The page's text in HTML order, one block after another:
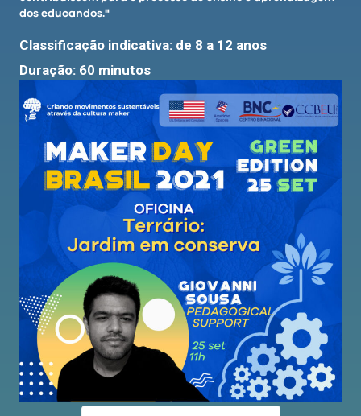
dos educandos."
Classificação indicativa: de 8 a 12 anos
Duração: 60 minutos